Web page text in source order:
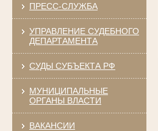
ПРЕСС-СЛУЖБА
УПРАВЛЕНИЕ СУДЕБНОГО
ДЕПАРТАМЕНТА
СУДЫ СУБЪЕКТА РФ
МУНИЦИПАЛЬНЫЕ
ОРГАНЫ ВЛАСТИ
ВАКАНСИИ